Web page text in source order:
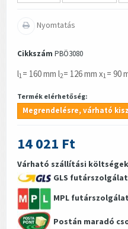
Nyomtatás
Cikkszám PBÖ3080
l1= 160 mm l2= 126 mm x1= 90
Termék elérhetőség:
Megrendelésre, várható
14 021 Ft
Várható szállítási költségek
GLS
MPL
Postán maradó